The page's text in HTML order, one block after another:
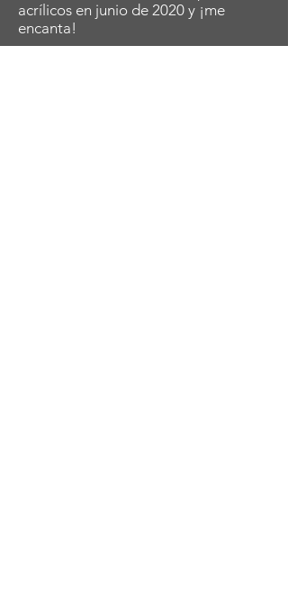
acrílicos en junio de 2020 y ¡me
encanta!